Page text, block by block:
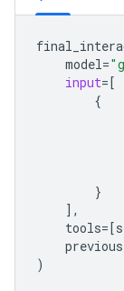
model=
input= [
{
}
],
tools= [
)